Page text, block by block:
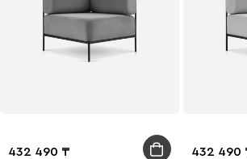
432 490 432 490